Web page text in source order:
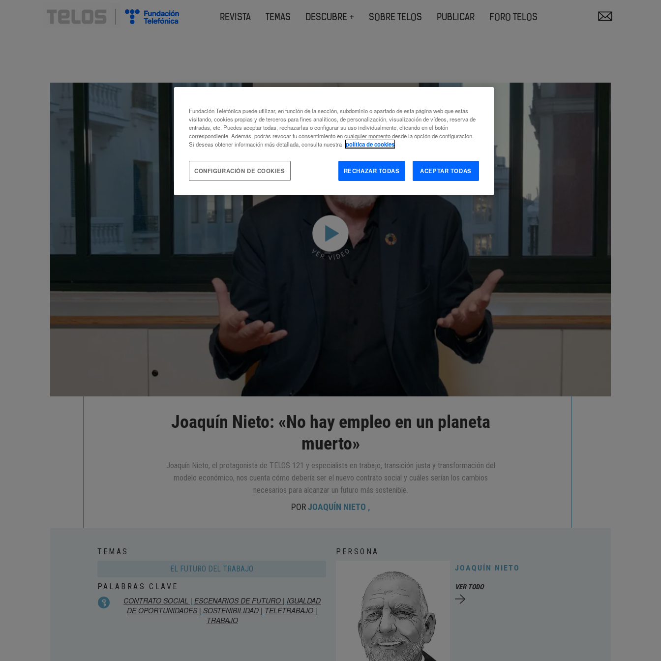
REVISTA TEMAS DESCUBRE + SOBRE TELOS PUBLICAR FORO TELOS
Joaquín Nieto: «No hay empleo en un planeta
muerto»
Joaquín Nieto, el protagonista de TELOS 121 y especialista en trabajo, transición justa y transformación del
modelo económico, nos cuenta cómo debería ser el nuevo contrato social y cuáles serían los cambios
necesarios para alcanzar un futuro más sostenible.
PORJOAQUÍN NIETO ,
TEMAS
EL FUTURO DEL TRABAJO
PALABRAS CLAVE
CONTRATO SOCIAL | ESCENARIOS DE FUTURO | IGUALDAD
DE OPORTUNIDADES | SOSTENIBILIDAD | TELETRABAJO |
TRABAJO
PERSONA
JOAQUÍN NIETO
VER TODO
Fundación Telefónica puede utilizar, en función de la sección, subdominio o apartado de esta página web que estás
visitando, cookies propias y de terceros para fines analíticos, de personalización, visualización de vídeos, reserva de
entradas, etc. Puedes aceptar todas, rechazarlas o configurar su uso individualmente, clicando en el botón
correspondiente. Además, podrás revocar tu consentimiento en cualquier momento desde la opción de configuración.
Si deseas obtener información más detallada, consulta nuestra política de cookies
RECHAZAR TODAS ACEPTAR TODAS
CONFIGURACIÓN DE COOKIES